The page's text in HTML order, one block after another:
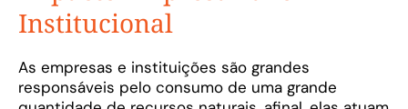
Institucional
As empresas e instituições são grandes
responsáveis pelo consumo de uma grande